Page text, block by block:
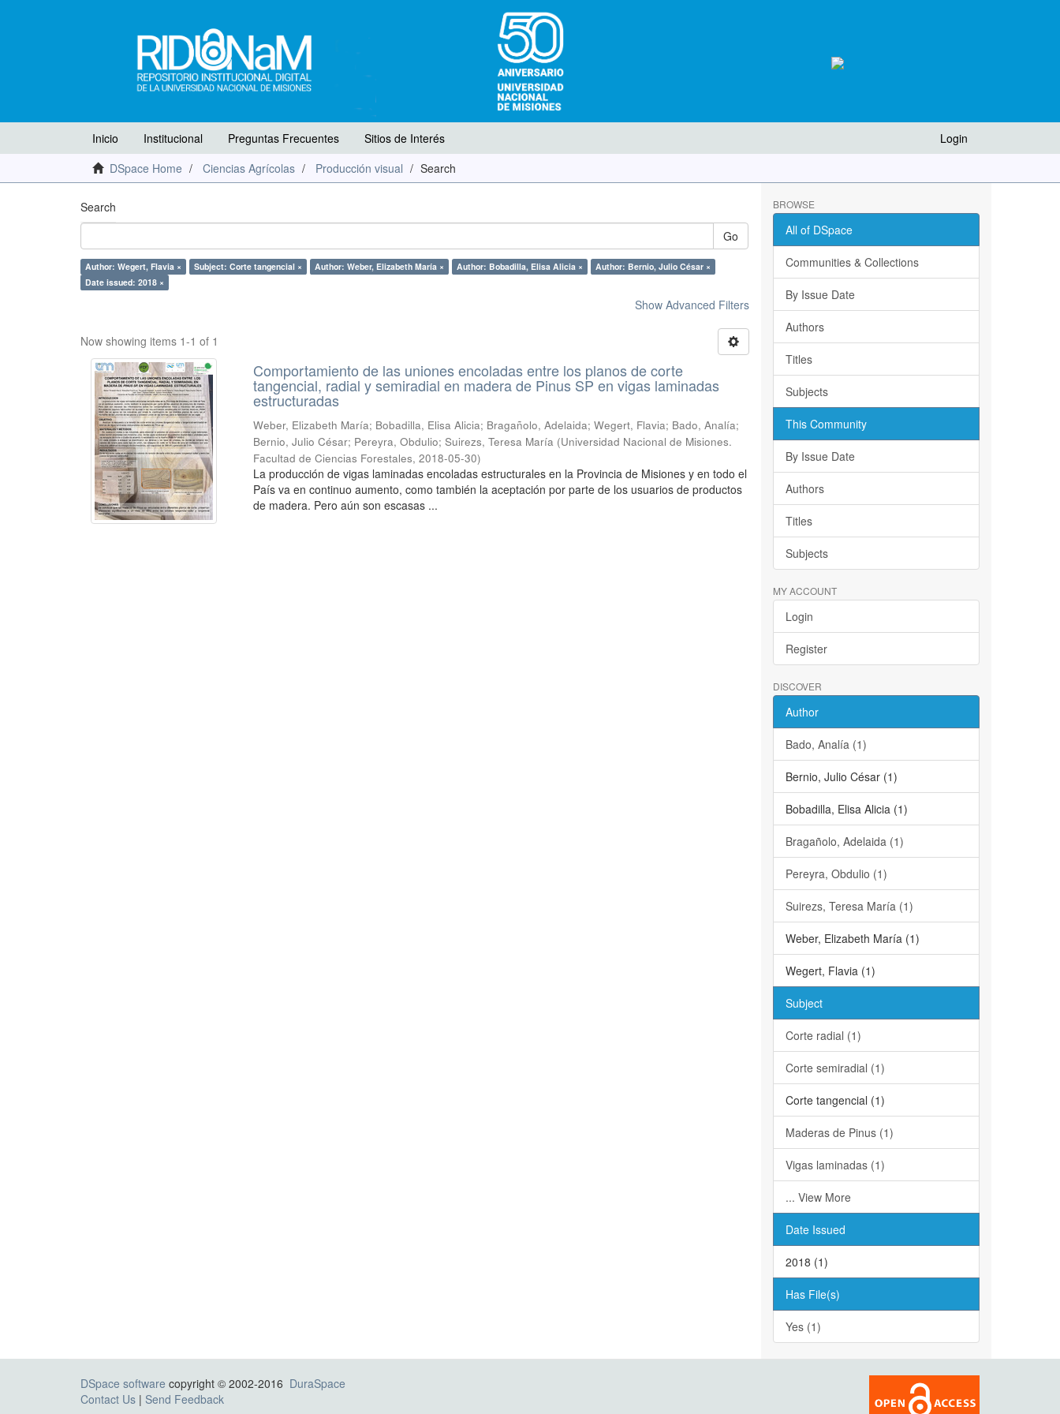
Login
Inicio Institucional Preguntas Frecuentes
Sitios de Interés
DSpace Home
Ciencias Agrícolas Producción visual Search
Search
Go
Author: Wegert, Flavia × Subject: Corte tangencial × Author: Weber, Elizabeth María × Author: Bobadilla, Elisa Alicia ×
Author: Bernio, Julio César ×
Date issued: 2018 ×
Show Advanced Filters
Now showing items 1-1 of 1
Comportamiento de las uniones encoladas entre los planos de corte
tangencial, radial y semiradial en madera de Pinus SP en vigas laminadas
estructuradas
Weber, Elizabeth María; Bobadilla, Elisa Alicia; Bragañolo, Adelaida; Wegert, Flavia; Bado, Analía;
Bernio, Julio César; Pereyra, Obdulio; Suirezs, Teresa María (Universidad Nacional de Misiones.
Facultad de Ciencias Forestales,2018-05-30)
La producción de vigas laminadas encoladas estructurales en la Provincia de Misiones y en todo el
País va en continuo aumento, como también la aceptación por parte de los usuarios de productos
de madera. Pero aún son escasas ...
BROWSE
All of DSpace
Communities & Collections
By Issue Date
Authors
Titles
Subjects
This Community
By Issue Date
Authors
Titles
Subjects
MY ACCOUNT
Login
Register
DISCOVER
Author
Bado, Analía (1)
Bernio, Julio César (1)
Bobadilla, Elisa Alicia (1)
Bragañolo, Adelaida (1)
Pereyra, Obdulio (1)
Suirezs, Teresa María (1)
Weber, Elizabeth María (1)
Wegert, Flavia (1)
Subject
Corte radial (1)
Corte semiradial (1)
Corte tangencial (1)
Maderas de Pinus (1)
Vigas laminadas (1)
... View More
Date Issued
2018 (1)
Has File(s)
Yes (1)
DSpace software copyright © 2002-2016 DuraSpace
Contact Us | Send Feedback